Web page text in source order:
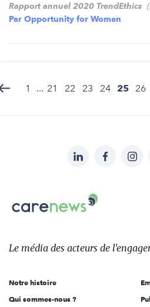
Rapport annuel 2020 TrendEthics
Par Opportunity for Women
1 ... 21 22 23 24 25 26
sur:
LinkedInFacebook
Le
des
l'engagement
Le média des acteurs de
Notre histoire
Qui sommes-nous ?